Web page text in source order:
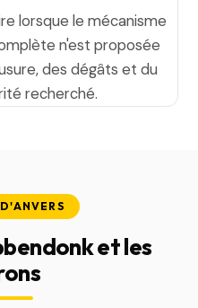
lorsque le mécanisme
n'est proposée
des dégâts et du
recherché.
et les